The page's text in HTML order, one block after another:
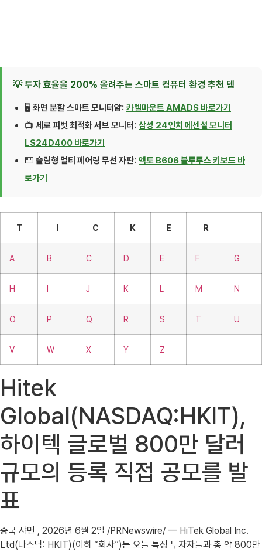
💡 투자 효율을 200% 올려주는 스마트 컴퓨터 환경 추천 템
🖥️ 화면 분할 스마트 모니터암: 카멜마운트 AMADS 바로가기
📺 세로 피벗 최적화 서브 모니터: 삼성 24인치 에센셜 모니터
LS24D400 바로가기
⌨️ 슬림형 멀티 페어링 무선 자판: 엑토 B606 블루투스 키보드 바
로가기
T I C K E R
A B C D E F G
H I J K L M N
O P Q R S T U
V W X Y Z
Hitek
Global(NASDAQ:HKIT),
하이텍 글로벌 800만 달러
규모의 등록 직접 공모를 발
표
중국 샤먼 , 2026년 6월 2일 /PRNewswire/ — HiTek Global Inc.
Ltd(나스닥: HKIT)(이하 “회사”)는 오늘 특정 투자자들과 총 약 800만